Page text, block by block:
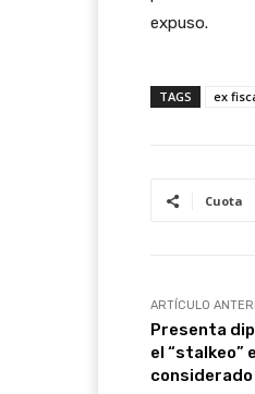
expuso.
TAGS ex
Cuota
ARTÍCULO
Presenta
el “stalkeo”